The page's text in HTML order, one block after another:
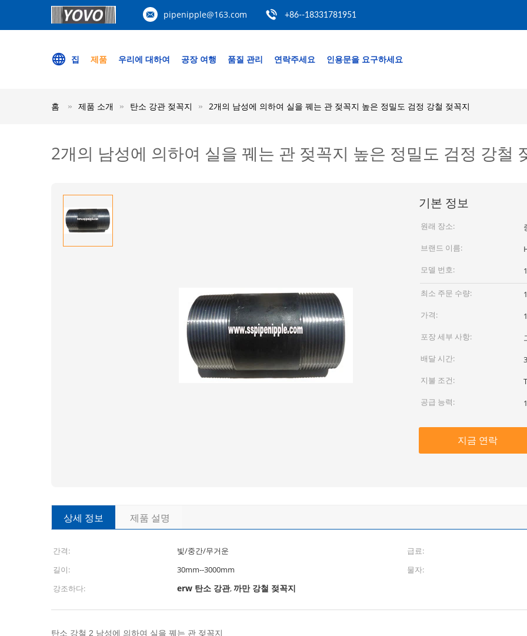
pipenipple@163.com +86--18331781951
집 제품 우리에 대하여 공장 여행 품질 관리 연락주세요 인용문을 요구하세요
홈 제품 소개 탄소 강관 젖꼭지 2개의 남성에 의하여 실을 꿰는 관 젖꼭지 높은 정밀도 검정 강철 젖꼭지
2개의 남성에 의하여 실을 꿰는 관 젖꼭지 높은 정밀도 검정 강철
기본 정보
원래 장소:
브랜드 이름:
모델 번호:
최소 주문 수량:
가격:
포장 세부 사항:
배달 시간:
지불 조건:
공급 능력:
지금 연락
상세 정보 제품 설명
간격: 빛/중간/무거운
급료:
길이:
30mm--3000mm
물자:
강조하다:
erw 탄소 강관,까만 강철 젖꼭지
탄소 강철 2 남성에 의하여 실을 꿰는 관 젖꼭지